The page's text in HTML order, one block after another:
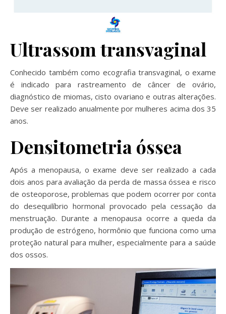
Ultrassom transvaginal
Conhecido também como ecografia transvaginal, o exame
é indicado para rastreamento de câncer de ovário,
diagnóstico de miomas, cisto ovariano e outras alterações.
Deve ser realizado anualmente por mulheres acima dos 35
anos.
Densitometria óssea
Após a menopausa, o exame deve ser realizado a cada
dois anos para avaliação da perda de massa óssea e risco
de osteoporose, problemas que podem ocorrer por conta
do desequilíbrio hormonal provocado pela cessação da
menstruação. Durante a menopausa ocorre a queda da
produção de estrógeno, hormônio que funciona como uma
proteção natural para mulher, especialmente para a saúde
dos ossos.